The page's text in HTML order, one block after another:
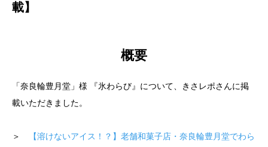
載】
概要
「奈良輪豊月堂」様 『氷わらび』について、きさレポさんに掲
載いただきました。
＞
【溶けないアイス！？】老舗和菓子店・奈良輪豊月堂でわら